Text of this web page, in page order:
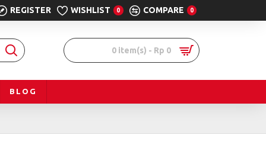
REGISTER WISHLIST 0 COMPARE 0
0 item(s) - Rp 0
BLOG